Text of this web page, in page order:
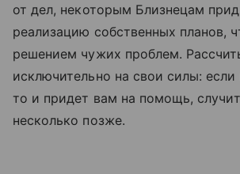
от дел, некоторым Близнецам
реализацию собственных планов,
решением чужих проблем.
исключительно на свои силы: если
то и придет вам на помощь,
несколько позже.